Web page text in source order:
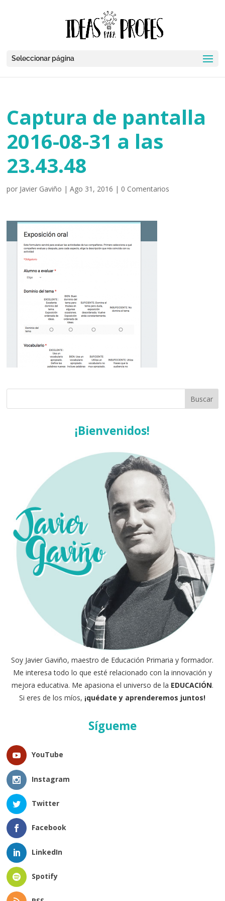
Seleccionar página
Captura de pantalla
2016-08-31 a las
23.43.48
por Javier Gaviño |Ago 31, 2016 | 0 Comentarios
¡Bienvenidos!
Soy Javier Gaviño, maestro de Educación Primaria y formador.
Me interesa todo lo que esté relacionado con la innovación y
mejora educativa. Me apasiona el universo de la EDUCACIÓN.
Si eres de los míos, ¡quédate y aprenderemos juntos!
Sígueme
YouTube
Instagram
Twitter
Facebook
LinkedIn
Spotify